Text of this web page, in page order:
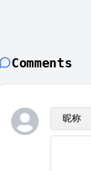
Comments
昵称